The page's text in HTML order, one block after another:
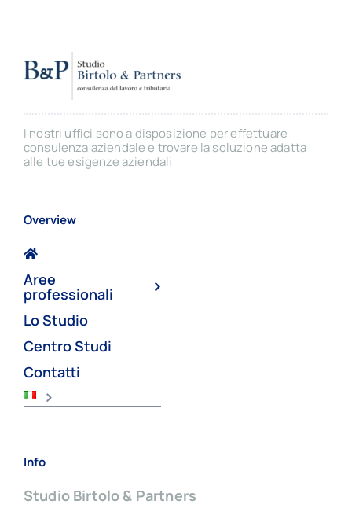
I nostri uffici sono a disposizione per effettuare
consulenza aziendale e trovare la soluzione adatta
alle tue esigenze aziendali
Overview
Aree
professionali
Lo Studio
Centro Studi
Contatti
Info
Studio Birtolo & Partners